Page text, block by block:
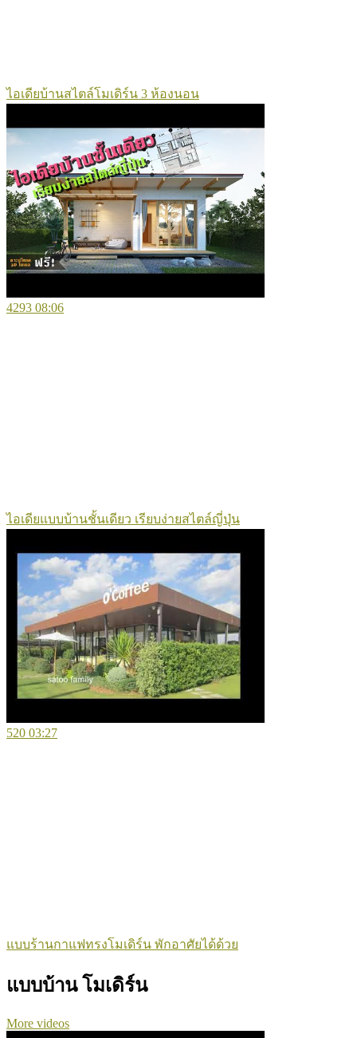
ไอเดียบ้านสไตล์โมเดิร์น 3 ห้องนอน
4293 08:06
ไอเดียแบบบ้านชั้นเดียว เรียบง่ายสไตล์ญี่ปุ่น
520 03:27
แบบร้านกาแฟทรงโมเดิร์น พักอาศัยได้ด้วย
แบบบ้าน โมเดิร์น
More videos